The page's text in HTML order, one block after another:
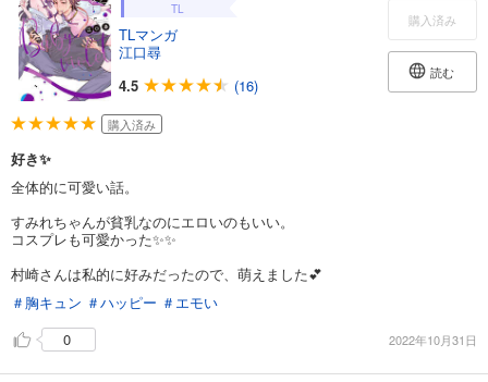
TL
TLマンガ
江口尋
4.5
(16)
購入済み
読む
購入済み
好き✨
全体的に可愛い話。
すみれちゃんが貧乳なのにエロいのもいい。
コスプレも可愛かった✨✨
村崎さんは私的に好みだったので、萌えました💕
＃胸キュン ＃ハッピー ＃エモい
0
2022年10月31日